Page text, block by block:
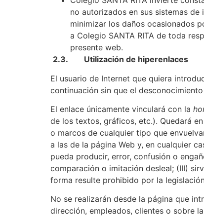
no autorizados en sus sistemas
minimizar los daños ocasionados
a Colegio SANTA RITA de toda
presente web.
2.3. Utilización de hiperenlaces
El usuario de Internet que quiera
continuación sin que el
El enlace únicamente vinculará con la
de los textos, gráficos, etc.). Quedará
o marcos de cualquier tipo que
a las de la página Web y, en cualquier
pueda producir, error, confusión o
comparación o imitación desleal; (III)
forma resulte prohibido por la
No se realizarán desde la página que
dirección, empleados, clientes o sobre